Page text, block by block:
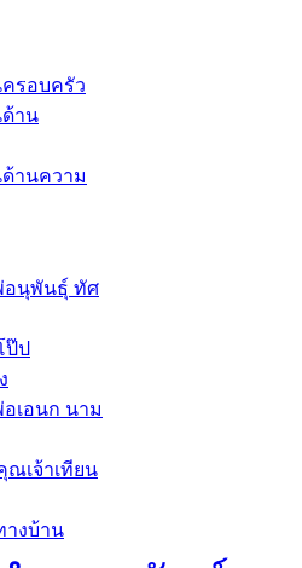
รอบครัว
าน
านความ
นุพันธุ์ ทัศ
ป๊ป
เอนก นาม
ณเจ้าเทียน
างบ้าน